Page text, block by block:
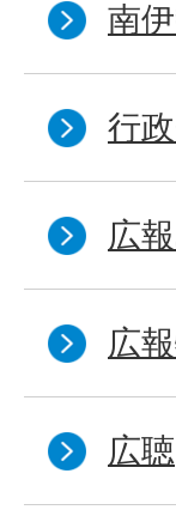
南
行
広
広
広聴